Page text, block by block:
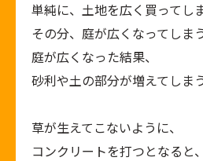
単純に、土地を広く買ってし
その分、庭が広くなってしま
庭が広くなった結果、
砂利や土の部分が増えてしま
草が生えてこないように、
コンクリートを打つとなると、